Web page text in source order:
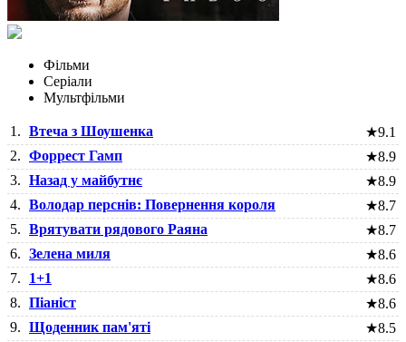
Фільми
Серіали
Мультфільми
1. Втеча з Шоушенка ★9.1
2. Форрест Гамп ★8.9
3. Назад у майбутнє ★8.9
4. Володар перснів: Повернення короля ★8.7
5. Врятувати рядового Раяна ★8.7
6. Зелена миля ★8.6
7.
1+1 ★8.6
8. Піаніст ★8.6
9. Щоденник пам'яті ★8.5